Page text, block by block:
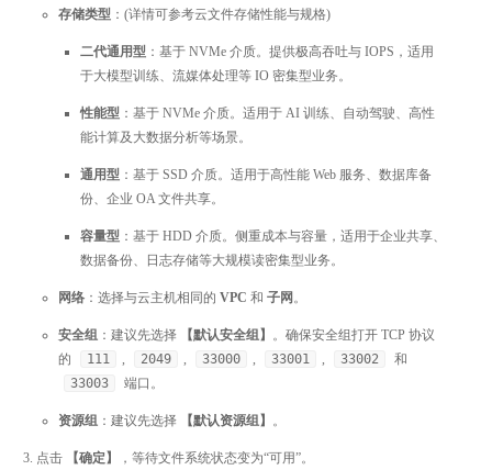
存储类型 ：(详情可参考云文件存储性能与规格)
二代通用型 ：基于 NVMe 介质。提供极高吞吐与 IOPS，适用
于大模型训练、流媒体处理等 IO 密集型业务。
性能型 ：基于 NVMe 介质。适用于 AI 训练、自动驾驶、高性
能计算及大数据分析等场景。
通用型 ：基于 SSD 介质。适用于高性能 Web 服务、数据库备
份、企业 OA 文件共享。
容量型 ：基于 HDD 介质。侧重成本与容量，适用于企业共享、
数据备份、日志存储等大规模读密集型业务。
网络 ：选择与云主机相同的 VPC 和 子网 。
安全组 ：建议先选择 【默认安全组】
。确保安全组打开 TCP 协议
的
111 2049 33000 33001 33002
和
33003
端口。
资源组 ：建议先选择 【默认资源组】 。
点击 【确定】 ，等待文件系统状态变为“可用”。